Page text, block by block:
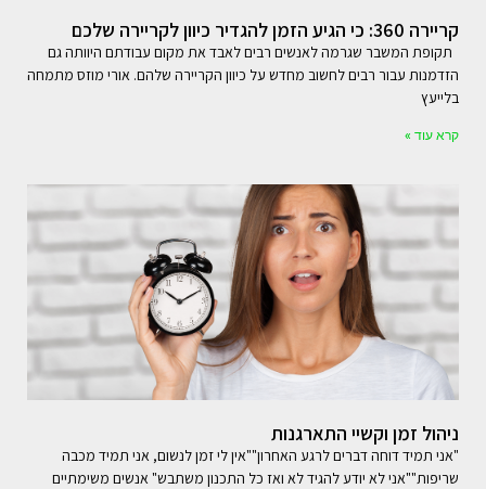
קריירה 360: כי הגיע הזמן להגדיר כיוון לקריירה שלכם
תקופת המשבר שגרמה לאנשים רבים לאבד את מקום עבודתם היוותה גם
הזדמנות עבור רבים לחשוב מחדש על כיוון הקריירה שלהם. אורי מוזס מתמחה
בלייעץ
קרא עוד »
ניהול זמן וקשיי התארגנות
"אני תמיד דוחה דברים לרגע האחרון""אין לי זמן לנשום, אני תמיד מכבה
שריפות""אני לא יודע להגיד לא ואז כל התכנון משתבש" אנשים משימתיים